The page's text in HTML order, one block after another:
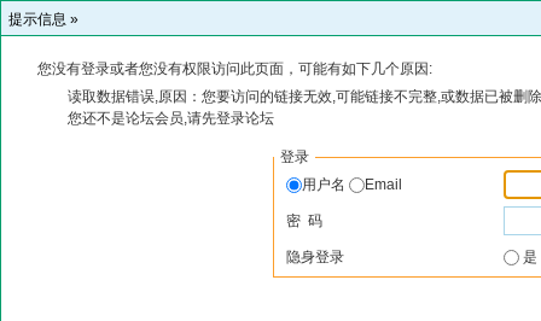
提示信息 »
您没有登录或者您没有权限访问此页面，可能有如下几个原因:
读取数据错误,原因：您要访问的链接无效,可能链接不完整,或数据已被删
您还不是论坛会员,请先登录论坛
登录
用户名
Email
密 码
隐身登录